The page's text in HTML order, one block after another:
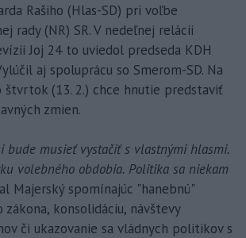
Rašiho (Hlas-SD) pri voľbe
rady (NR) SR. V nedeľnej relácii
Joj 24 to uviedol predseda KDH
aj spoluprácu so Smerom-SD. Na
štvrtok (13. 2.) chce hnutie predstaviť
zmien.
bude musieť vystačiť s vlastnými hlasmi.
volebného obdobia. Politika sa niekam
Majerský spomínajúc "hanebnú"
zákona, konsolidáciu, návštevy
či ukazovanie sa vládnych politikov s